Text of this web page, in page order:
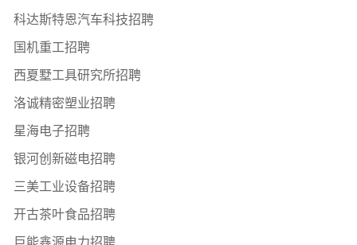
科达斯特恩汽车科技招聘
国机重工招聘
西夏墅工具研究所招聘
洛诚精密塑业招聘
星海电子招聘
银河创新磁电招聘
三美工业设备招聘
开古茶叶食品招聘
巨能鑫源电力招聘